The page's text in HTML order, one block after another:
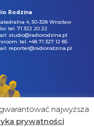
Rodzina
4, 50-328 Wrocław
tel. 71 322 20 22
studio@radiorodzina.pl
tel. +48 71 327 12 85
reporter@radiorodzina.pl
najwyższa
prywatności